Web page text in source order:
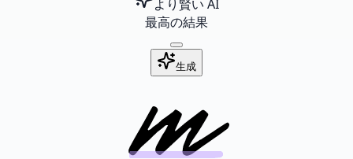
より賢い AI
最高の結果
生成